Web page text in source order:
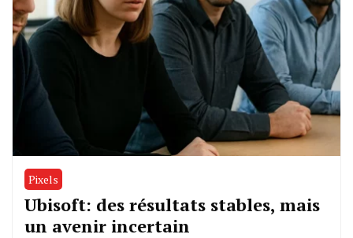
Pixels
Ubisoft: des résultats stables, mais
un avenir incertain